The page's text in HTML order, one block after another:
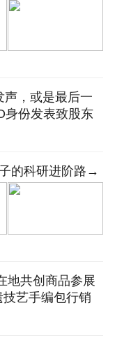
声，或是最后一
身份发表致股东
的科研进阶路→
地共创商品参展
艺手编包行销